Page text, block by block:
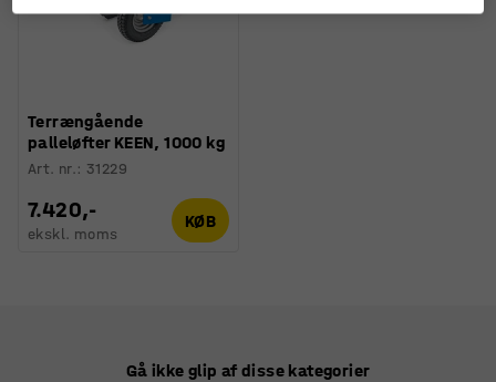
Terrængående
palleløfter KEEN, 1000 kg
Art. nr.: 31229
7.420,-
ekskl. moms
KØB
Gå ikke glip af disse kategorier